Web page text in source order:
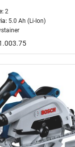
2
5.0 Ah (Li-Ion)